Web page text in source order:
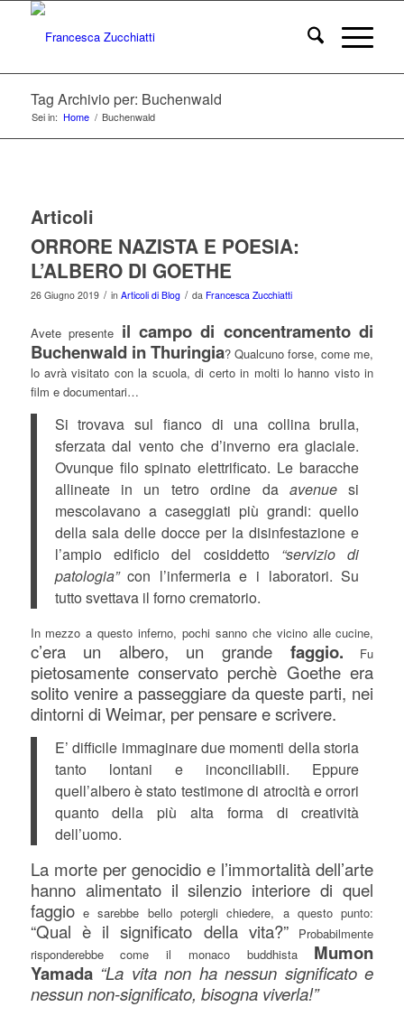
Tag Archivio per: Buchenwald
Sei in: Home / Buchenwald
Articoli
ORRORE NAZISTA E POESIA:
L’ALBERO DI GOETHE
26 Giugno 2019 / in Articoli di Blog / da Francesca Zucchiatti
Avete presente il campo di concentramento di
Buchenwald in Thuringia? Qualcuno forse, come me,
lo avrà visitato con la scuola, di certo in molti lo hanno visto in
film e documentari…
Si trovava sul fianco di una collina brulla,
sferzata dal vento che d’inverno era glaciale.
Ovunque filo spinato elettrificato. Le baracche
allineate in un tetro ordine da avenuesi
mescolavano a caseggiati più grandi: quello
della sala delle docce per la disinfestazione e
l’ampio edificio del cosiddetto “servizio di
patologia”con l’infermeria e i laboratori. Su
tutto svettava il forno crematorio.
In mezzo a questo inferno, pochi sanno che vicino alle cucine,
c’era un albero, un grande faggio. Fu
pietosamente conservato perchè Goethe era
solito venire a passeggiare da queste parti, nei
dintorni di Weimar, per pensare e scrivere.
E’ difficile immaginare due momenti della storia
tanto lontani e inconciliabili. Eppure
quell’albero è stato testimone di atrocità e orrori
quanto della più alta forma di creatività
dell’uomo.
La morte per genocidio e l’immortalità dell’arte
hanno alimentato il silenzio interiore di quel
faggioe sarebbe bello potergli chiedere, a questo punto:
“Qual è il significato della vita?” Probabilmente
risponderebbe come il monaco buddhista Mumon
Yamada“La vita non ha nessun significato e
nessun non-significato, bisogna viverla!”